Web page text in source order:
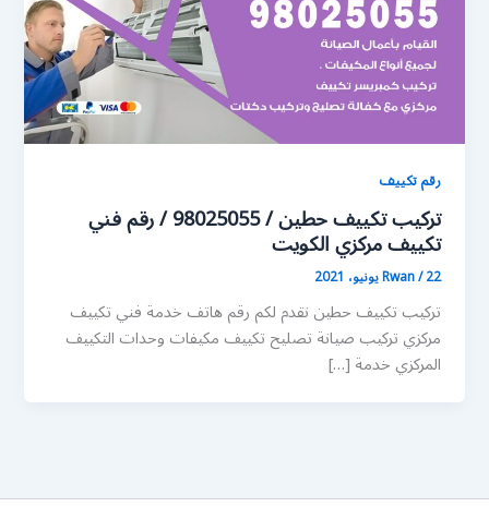
رقم تكييف
تركيب تكييف حطين / 98025055 / رقم فني
تكييف مركزي الكويت
Rwan/22 يونيو، 2021
تركيب تكييف حطين نقدم لكم رقم هاتف خدمة فني تكييف
مركزي تركيب صيانة تصليح تكييف مكيفات وحدات التكييف
المركزي خدمة […]